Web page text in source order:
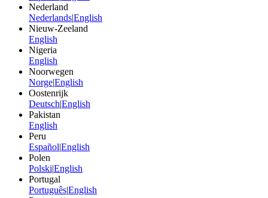
Nederland
Nederlands|English
Nieuw-Zeeland
English
Nigeria
English
Noorwegen
Norge|English
Oostenrijk
Deutsch|English
Pakistan
English
Peru
Español|English
Polen
Polski|English
Portugal
Português|English